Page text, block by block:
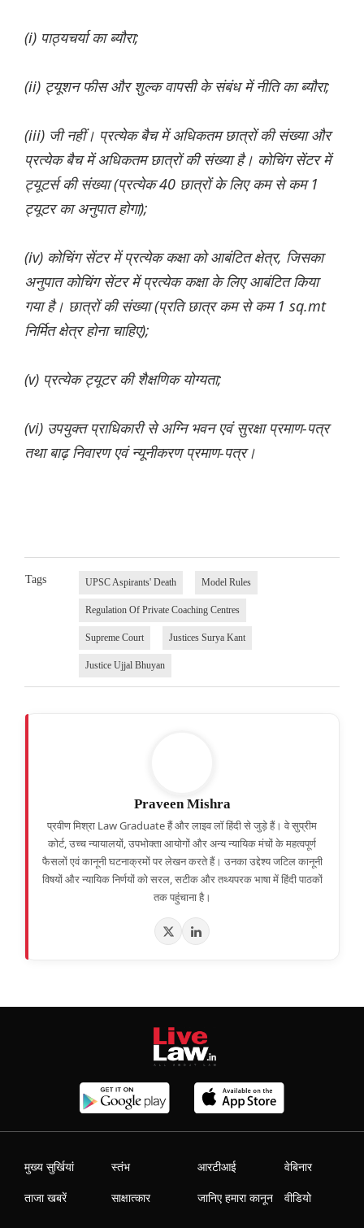
(i) पाठ्यचर्या का ब्यौरा;
(ii) ट्यूशन फीस और शुल्क वापसी के संबंध में नीति का ब्यौरा;
(iii) जी नहीं। प्रत्येक बैच में अधिकतम छात्रों की संख्या और
प्रत्येक बैच में अधिकतम छात्रों की संख्या है। कोचिंग सेंटर में
ट्यूटर्स की संख्या (प्रत्येक 40 छात्रों के लिए कम से कम 1
ट्यूटर का अनुपात होगा);
(iv) कोचिंग सेंटर में प्रत्येक कक्षा को आबंटित क्षेत्र, जिसका
अनुपात कोचिंग सेंटर में प्रत्येक कक्षा के लिए आबंटित किया
गया है। छात्रों की संख्या (प्रति छात्र कम से कम 1 sq.mt
निर्मित क्षेत्र होना चाहिए);
(v) प्रत्येक ट्यूटर की शैक्षणिक योग्यता;
(vi) उपयुक्त प्राधिकारी से अग्नि भवन एवं सुरक्षा प्रमाण-पत्र
तथा बाढ़ निवारण एवं न्यूनीकरण प्रमाण-पत्र।
Tags UPSC Aspirants' Death Model Rules
Regulation Of Private Coaching Centres
Supreme Court Justices Surya Kant
Justice Ujjal Bhuyan
Praveen Mishra
प्रवीण मिश्रा Law Graduate हैं और लाइव लॉ हिंदी से जुड़े हैं। वे सुप्रीम
कोर्ट, उच्च न्यायालयों, उपभोक्ता आयोगों और अन्य न्यायिक मंचों के महत्वपूर्ण
फैसलों एवं कानूनी घटनाक्रमों पर लेखन करते हैं। उनका उद्देश्य जटिल कानूनी
विषयों और न्यायिक निर्णयों को सरल, सटीक और तथ्यपरक भाषा में हिंदी पाठकों
तक पहुंचाना है।
मुख्य सुर्खियां
ताजा खबरें
स्तंभ
साक्षात्कार
आरटीआई
जानिए हमारा कानून
वेबिनार
वीडियो